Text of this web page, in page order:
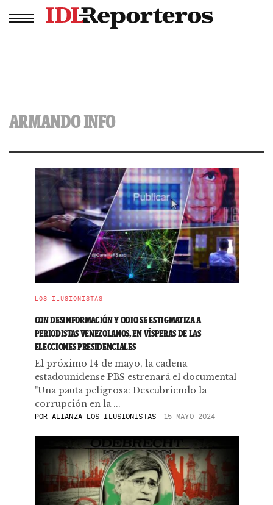
ARMANDO INFO
LOS ILUSIONISTAS
CON DESINFORMACIÓN Y ODIO SE ESTIGMATIZA A
PERIODISTAS VENEZOLANOS, EN VÍSPERAS DE LAS
ELECCIONES PRESIDENCIALES
El próximo 14 de mayo, la cadena
estadounidense PBS estrenará el documental
"Una pauta peligrosa: Descubriendo la
corrupción en la ...
PORALIANZA LOS ILUSIONISTAS 15 MAYO 2024